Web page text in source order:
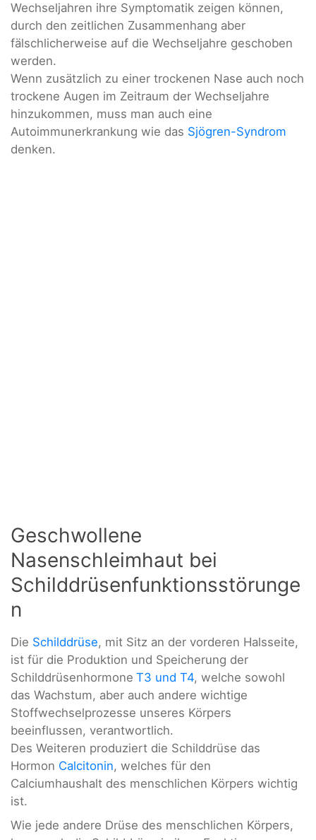
Wechseljahren ihre Symptomatik zeigen können,
durch den zeitlichen Zusammenhang aber
fälschlicherweise auf die Wechseljahre geschoben
werden.
Wenn zusätzlich zu einer trockenen Nase auch noch
trockene Augen im Zeitraum der Wechseljahre
hinzukommen, muss man auch eine
Autoimmunerkrankung wie das Sjögren-Syndrom
denken.
Geschwollene
Nasenschleimhaut bei
Schilddrüsenfunktionsstörunge
n
Die Schilddrüse, mit Sitz an der vorderen Halsseite,
ist für die Produktion und Speicherung der
Schilddrüsenhormone T3 und T4, welche sowohl
das Wachstum, aber auch andere wichtige
Stoffwechselprozesse unseres Körpers
beeinflussen, verantwortlich.
Des Weiteren produziert die Schilddrüse das
Hormon Calcitonin, welches für den
Calciumhaushalt des menschlichen Körpers wichtig
ist.
Wie jede andere Drüse des menschlichen Körpers,